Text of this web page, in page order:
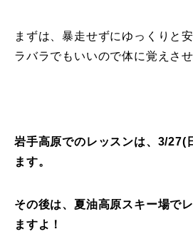
まずは、暴走せずにゆっくりと
ラバラでもいいので体に覚えさ
岩手高原でのレッスンは、3/27(
ます。
その後は、夏油高原スキー場で
ますよ！